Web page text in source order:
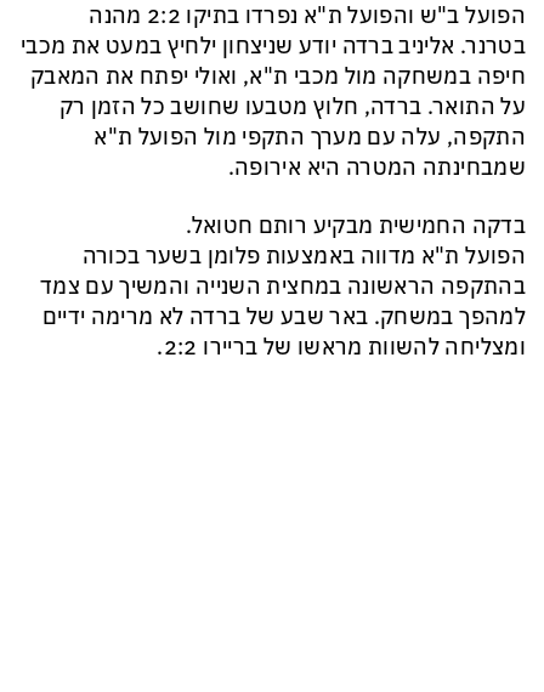
עומאן לגבי תפעול משותף של מצר הורמוז – אם טראמפ יאשר המלחמה תסתיים
הפועל ב"ש והפועל ת"א נפרדו בתיקו 2:2 מהנה
בטרנר. אליניב ברדה יודע שניצחון ילחיץ במעט את מכבי
חיפה במשחקה מול מכבי ת"א, ואולי יפתח את המאבק
על התואר. ברדה, חלוץ מטבעו שחושב כל הזמן רק
התקפה, עלה עם מערך התקפי מול הפועל ת"א
שמבחינתה המטרה היא אירופה.
בדקה החמישית מבקיע רותם חטואל.
הפועל ת"א מדווה באמצעות פלומן בשער בכורה
בהתקפה הראשונה במחצית השנייה והמשיך עם צמד
למהפך במשחק. באר שבע של ברדה לא מרימה ידיים
ומצליחה להשוות מראשו של בריירו 2:2.